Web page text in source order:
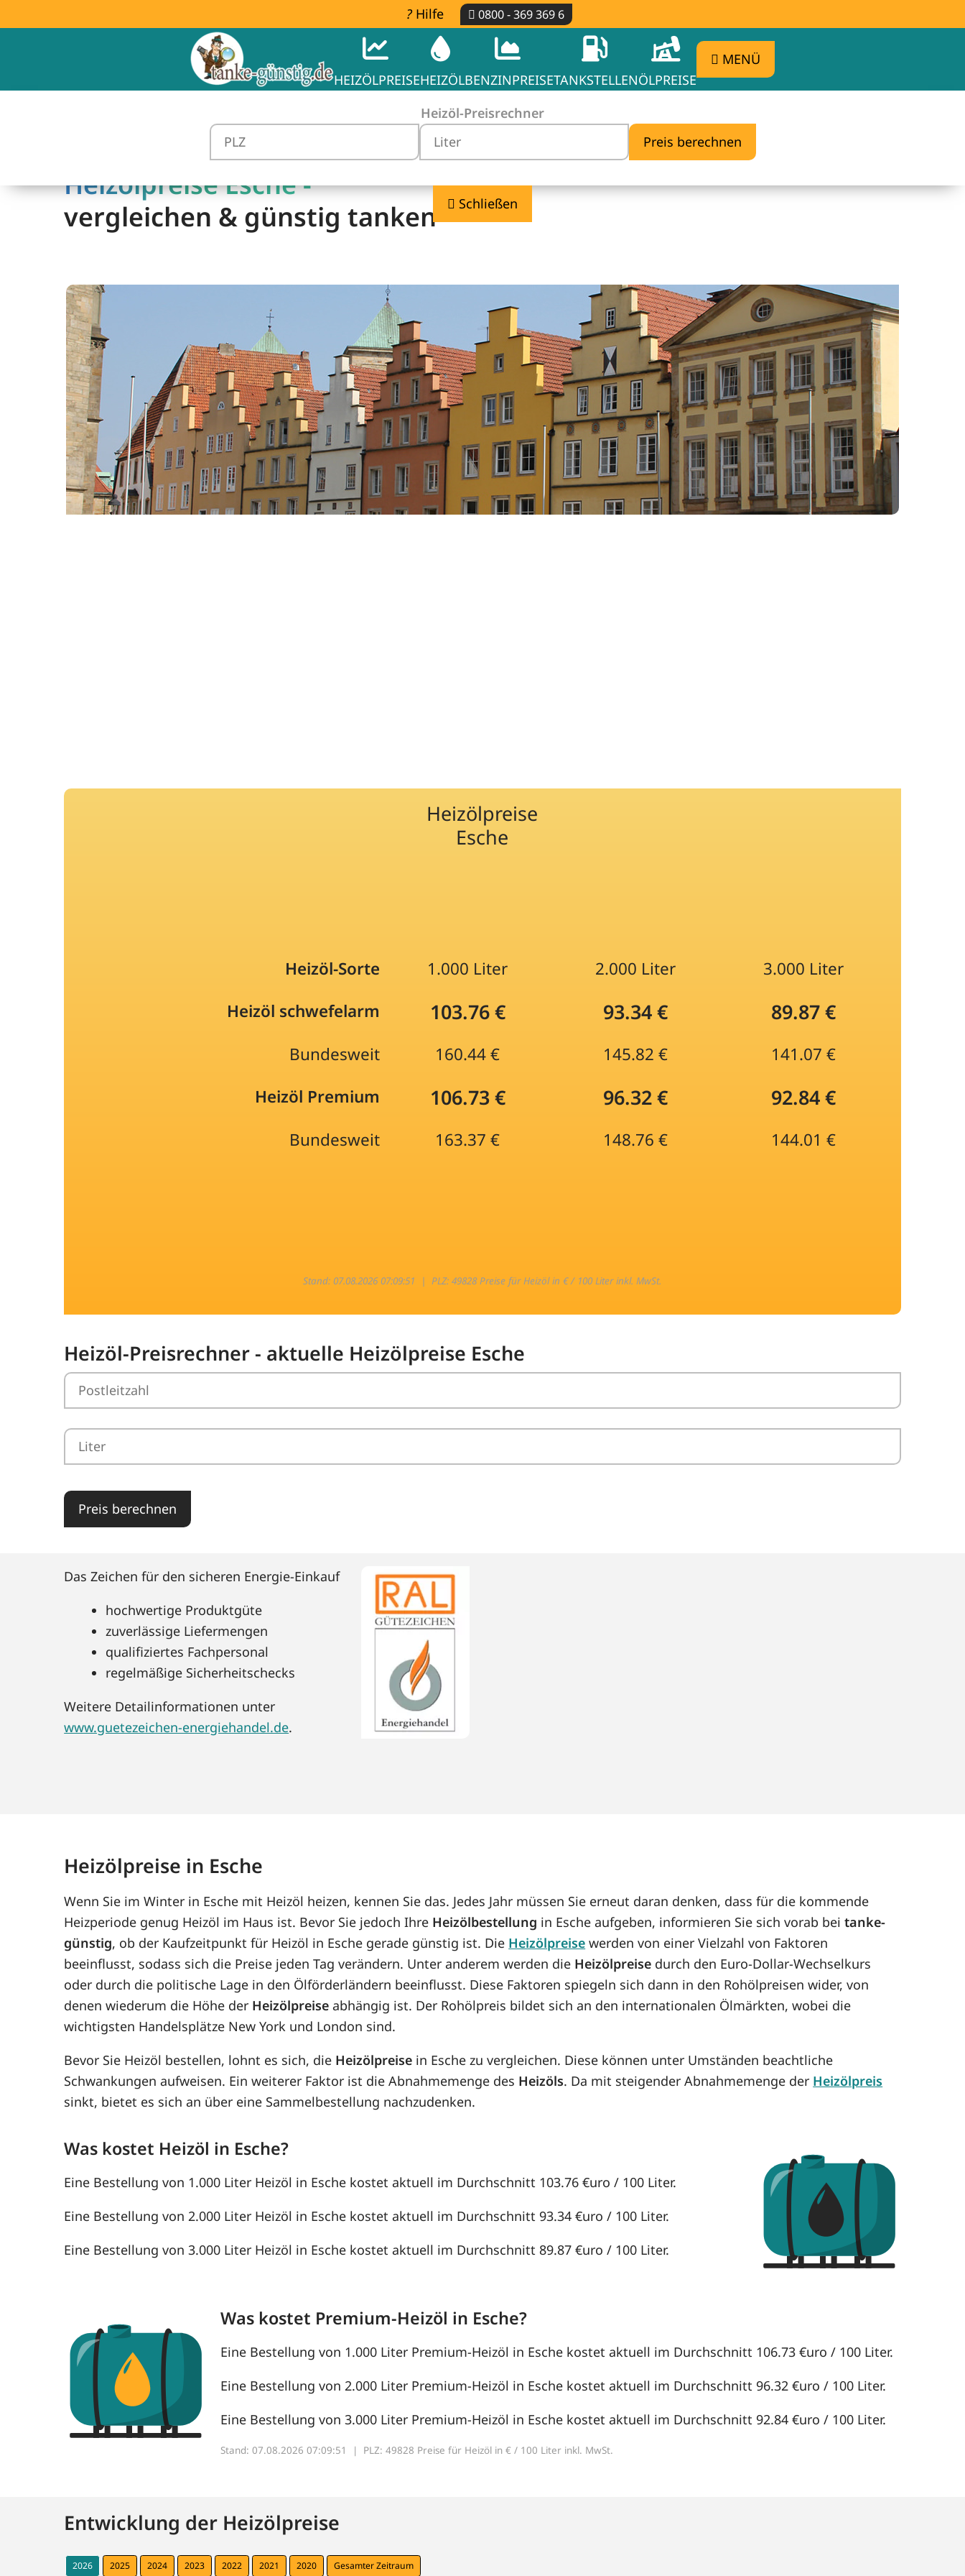
Hilfe 0800 - 369 369 6
HEIZÖLPREISEHEIZÖLBENZINPREISETANKSTELLENÖLPREISE
MENÜ
Heizöl-Preisrechner
Schließen
Heizölpreise Esche -
vergleichen & günstig tanken
Heizölpreise
Esche
Heizöl-Sorte 1.000 Liter 2.000 Liter
3.000 Liter
Heizöl schwefelarm
103.76 € 93.34 € 89.87 €
Bundesweit 160.44 € 145.82 €
141.07 €
Heizöl Premium
106.73 € 96.32 € 92.84 €
Bundesweit 163.37 € 148.76 € 144.01 €
Stand: 07.08.2026 07:09:51 |PLZ: 49828 Preise für Heizöl in € / 100 Liter inkl. MwSt.
Heizöl-Preisrechner - aktuelle Heizölpreise Esche
Preis berechnen
Das Zeichen für den sicheren Energie-Einkauf
hochwertige Produktgüte
zuverlässige Liefermengen
qualifiziertes Fachpersonal
regelmäßige Sicherheitschecks
Weitere Detailinformationen unter
www.guetezeichen-energiehandel.de.
Heizölpreise in Esche
Wenn Sie im Winter in Esche mit Heizöl heizen, kennen Sie das. Jedes Jahr müssen Sie erneut daran denken, dass für die kommende
Heizperiode genug Heizöl im Haus ist. Bevor Sie jedoch Ihre Heizölbestellung in Esche aufgeben, informieren Sie sich vorab beitanke-
günstig, ob der Kaufzeitpunkt für Heizöl in Esche gerade günstig ist. Die Heizölpreise werden von einer Vielzahl von Faktoren
beeinflusst, sodass sich die Preise jeden Tag verändern. Unter anderem werden die Heizölpreise durch den Euro-Dollar-Wechselkurs
oder durch die politische Lage in den Ölförderländern beeinflusst. Diese Faktoren spiegeln sich dann in den Rohölpreisen wider, von
denen wiederum die Höhe der Heizölpreise abhängig ist. Der Rohölpreis bildet sich an den internationalen Ölmärkten, wobei die
wichtigsten Handelsplätze New York und London sind.
Bevor Sie Heizöl bestellen, lohnt es sich, die Heizölpreise in Esche zu vergleichen. Diese können unter Umständen beachtliche
Schwankungen aufweisen. Ein weiterer Faktor ist die Abnahmemenge des Heizöls. Da mit steigender Abnahmemenge der Heizölpreis
sinkt, bietet es sich an über eine Sammelbestellung nachzudenken.
Was kostet Heizöl in Esche?
Eine Bestellung von 1.000 Liter Heizöl in Esche kostet aktuell im Durchschnitt 103.76 €uro / 100 Liter.
Eine Bestellung von 2.000 Liter Heizöl in Esche kostet aktuell im Durchschnitt 93.34 €uro / 100 Liter.
Eine Bestellung von 3.000 Liter Heizöl in Esche kostet aktuell im Durchschnitt 89.87 €uro / 100 Liter.
Was kostet Premium-Heizöl in Esche?
Eine Bestellung von 1.000 Liter Premium-Heizöl in Esche kostet aktuell im Durchschnitt 106.73 €uro / 100 Liter.
Eine Bestellung von 2.000 Liter Premium-Heizöl in Esche kostet aktuell im Durchschnitt 96.32 €uro / 100 Liter.
Eine Bestellung von 3.000 Liter Premium-Heizöl in Esche kostet aktuell im Durchschnitt 92.84 €uro / 100 Liter.
Stand: 07.08.2026 07:09:51 | PLZ: 49828 Preise für Heizöl in € / 100 Liter inkl. MwSt.
Entwicklung der Heizölpreise
2026 2025 2024 2023 2022 2021 2020 Gesamter Zeitraum